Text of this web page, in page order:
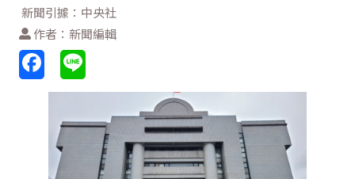
新聞引據：中央社
作者：新聞編輯